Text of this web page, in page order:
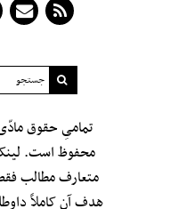
تمامیِ حقوق
محفوظ است. لینک
متعارف مطالب
هدف آن کاملاً